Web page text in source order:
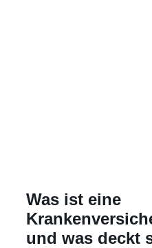
Was ist eine
und was deckt